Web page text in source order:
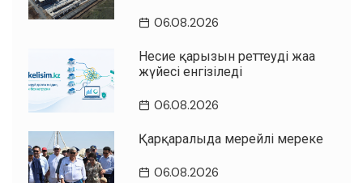
06.08.2026
Несие қарызын реттеудің жаңа
жүйесі енгізіледі
06.08.2026
Қарқаралыда мерейлі мереке
06.08.2026